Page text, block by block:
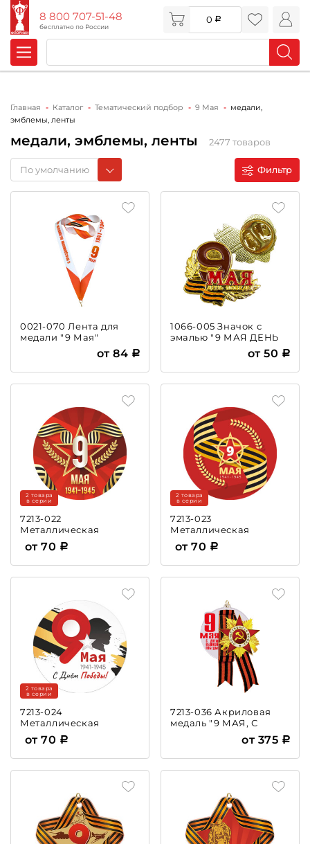
8 800 707-51-48
бесплатно по России
0
Главная Каталог Тематический подбор 9 Мая
медали,
эмблемы, ленты
медали, эмблемы, ленты 2477 товаров
По умолчанию Фильтр
0021-070 Лента для
медали "9 Мая"
от 84
1066-005 Значок с
эмалью "9 МАЯ ДЕНЬ
от 50
7213-022
Металлическая
эмблема 9 Мая
2 товара
в серии
от 70
7213-023
Металлическая
эмблема 9 Мая
2 товара
в серии
от 70
7213-024
Металлическая
эмблема 9 Мая
2 товара
в серии
от 70
7213-036 Акриловая
медаль "9 МАЯ, С
от 375